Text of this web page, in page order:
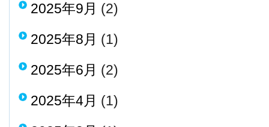
2025年9月 (2)
2025年8月 (1)
2025年6月 (2)
2025年4月 (1)